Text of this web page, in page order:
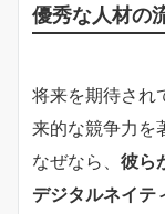
優秀な人材の
将来を期待され
来的な競争力を
なぜなら、 彼ら
デジタルネイテ